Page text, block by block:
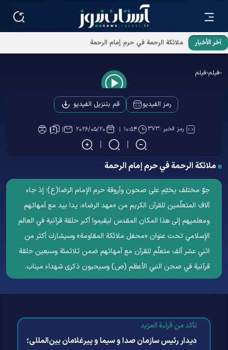
آخر الأخبار ملائکة الرحمة في حرم إمام الرحمة
فیلم فیلم
Play
Video
رمز الفيديو قم بتنزيل الفيديو
رمز الخبر :۳۷۳ ۱۰:۵۴ ۲۰۲۶/۰۵/۲۰
ملائکة الرحمة في حرم إمام الرحمة
جوّ مختلف يخيّم على صحون وأروقة حرم الإمام الرضا(ع)؛ إذ جاء
آلاف المتعلّمين للقرآن الكريم من «مهد الرضا»، يدا بيد مع أمهاتهم
ومعلمیهم إلى هذا المكان المقدس لیقيموا أكبر حلقة قرآنية في العالم
الإسلامي تحت عنوان «محفل ملائكة المقاومة» وسيشارك أكثر من
اثني عشر ألف متعلّم للقرآن مع أمهاتهم ضمن ثلاثمئة وسبعين حلقة
قرآنية في صحن النبي الأعظم (ص) وسیحیون ذكرى شهداء ميناب.
تأكد من قراءة المزيد
دیدار رئیس سازمان صدا و سیما و پیرغلامان بین‌المللی؛